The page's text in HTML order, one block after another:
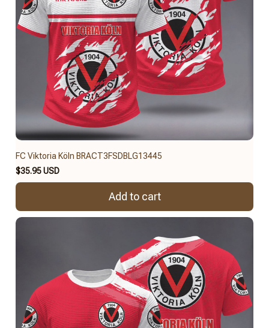
FC Viktoria Köln BRACT3FSDBLG13445
$35.95 USD
Add to cart